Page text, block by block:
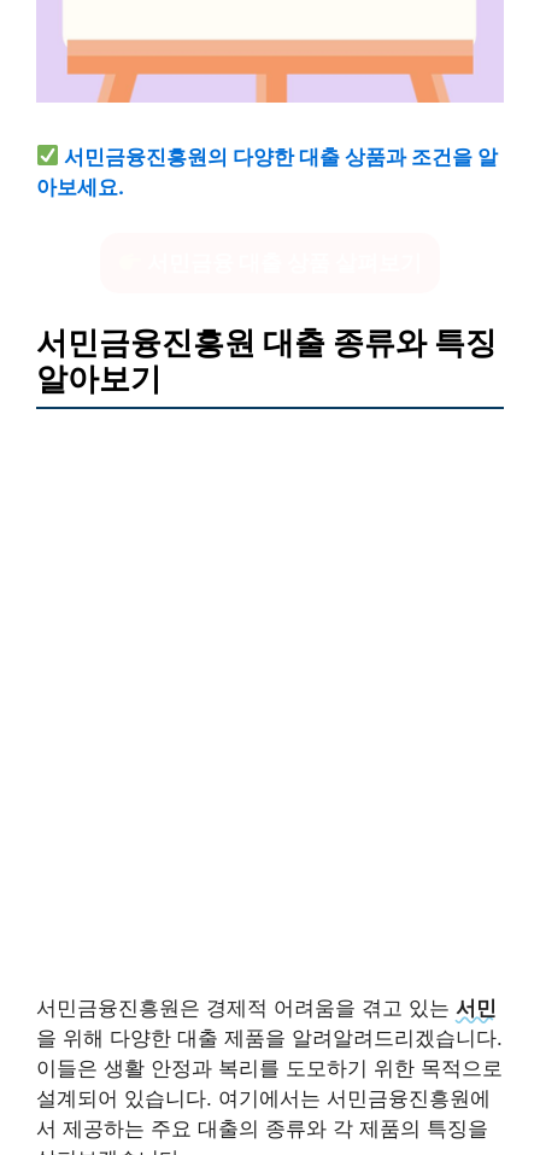
서민금융진흥원의 다양한 대출 상품과 조건을 알
아보세요.
서민금융진흥원 대출 종류와 특징
알아보기
서민금융진흥원은 경제적 어려움을 겪고 있는 서민
을 위해 다양한 대출 제품을 알려알려드리겠습니다.
이들은 생활 안정과 복리를 도모하기 위한 목적으로
설계되어 있습니다. 여기에서는 서민금융진흥원에
서 제공하는 주요 대출의 종류와 각 제품의 특징을